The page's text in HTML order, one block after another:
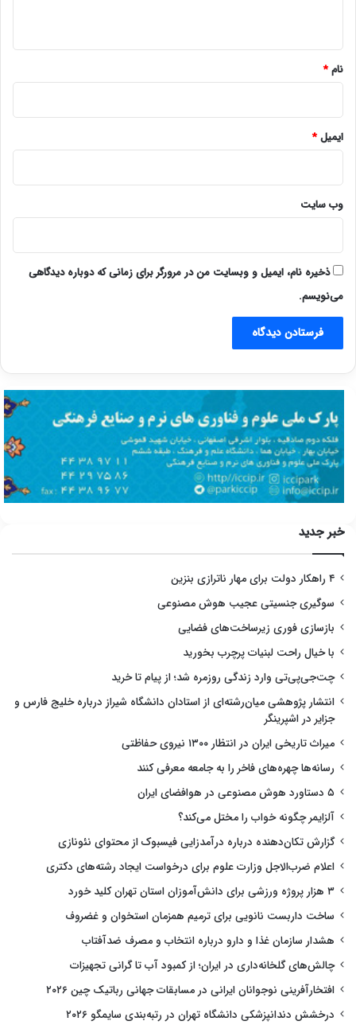
نام*
ایمیل*
وب‌ سایت
ذخیره نام، ایمیل و وبسایت من در مرورگر برای زمانی که دوباره دیدگاهی
می‌نویسم.
خبر جدید
۴ راهکار دولت برای مهار ناترازی بنزین
سوگیری جنسیتی عجیب هوش مصنوعی
بازسازی فوری زیرساخت‌های فضایی
با خیال راحت لبنیات پرچرب بخورید
چت‌جی‌پی‌تی وارد زندگی روزمره شد؛ از پیام تا خرید
انتشار پژوهشی میان‌رشته‌ای از استادان دانشگاه شیراز درباره خلیج فارس و
جزایر در اشپرینگر
میراث تاریخی ایران در انتظار ۱۳۰۰ نیروی حفاظتی
رسانه‌ها چهره‌های فاخر را به جامعه معرفی کنند
۵ دستاورد هوش مصنوعی در هوافضای ایران
آلزایمر چگونه خواب را مختل می‌کند؟
گزارش تکان‌دهنده درباره درآمدزایی فیسبوک از محتوای نئونازی
اعلام ضرب‌الاجل وزارت علوم برای درخواست ایجاد رشته‌های دکتری
۳ هزار پروژه ورزشی برای دانش‌آموزان استان تهران کلید خورد
ساخت داربست نانویی برای ترمیم همزمان استخوان و غضروف
هشدار سازمان غذا و دارو درباره انتخاب و مصرف ضدآفتاب
چالش‌های گلخانه‌داری در ایران؛ از کمبود آب تا گرانی تجهیزات
افتخارآفرینی نوجوانان ایرانی در مسابقات جهانی رباتیک چین ۲۰۲۶
درخشش دندانپزشکی دانشگاه تهران در رتبه‌بندی سایمگو ۲۰۲۶